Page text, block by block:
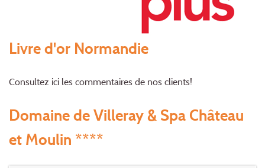
Livre d'or Normandie
Consultez ici les commentaires de nos clients!
Domaine de Villeray & Spa Château
et Moulin ****